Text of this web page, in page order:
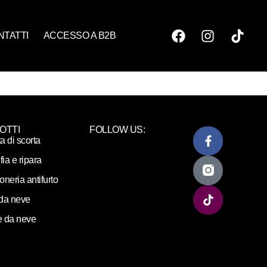
ACCESSO A B2B
di scorta
e ripara
antifurto
neve
da neve
FOLLOW US: